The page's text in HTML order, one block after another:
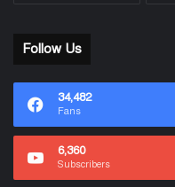
Follow Us
34,482
Fans
6,360
Subscribers